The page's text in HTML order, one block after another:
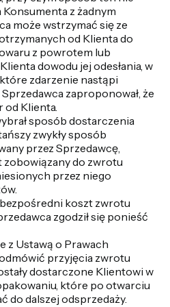
Konsumenta z żadnym
może wstrzymać się ze
od Klienta do
z powrotem lub
dowodu jej odesłania, w
zdarzenie nastąpi
zaproponował, że
od Klienta.
sposób dostarczenia
zwykły sposób
przez Sprzedawcę,
zobowiązany do zwrotu
przez niego
koszt zwrotu
zgodził się ponieść
z Ustawą o Prawach
przyjęcia zwrotu
dostarczone Klientowi w
które po otwarciu
do dalszej odsprzedaży.